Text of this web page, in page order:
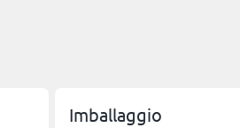
Imballaggio